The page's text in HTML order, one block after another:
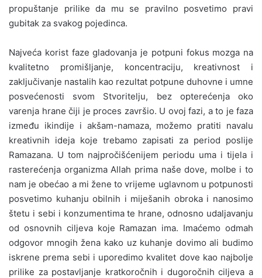
propuštanje prilike da mu se pravilno posvetimo pravi
gubitak za svakog pojedinca.
Najveća korist faze gladovanja je potpuni fokus mozga na
kvalitetno promišljanje, koncentraciju, kreativnost i
zaključivanje nastalih kao rezultat potpune duhovne i umne
posvećenosti svom Stvoritelju, bez opterećenja oko
varenja hrane čiji je proces završio. U ovoj fazi, a to je faza
između ikindije i akšam-namaza, možemo pratiti navalu
kreativnih ideja koje trebamo zapisati za period poslije
Ramazana. U tom najpročišćenijem periodu uma i tijela i
rasterećenja organizma Allah prima naše dove, molbe i to
nam je obećao a mi žene to vrijeme uglavnom u potpunosti
posvetimo kuhanju obilnih i miješanih obroka i nanosimo
štetu i sebi i konzumentima te hrane, odnosno udaljavanju
od osnovnih ciljeva koje Ramazan ima. Imaćemo odmah
odgovor mnogih žena kako uz kuhanje dovimo ali budimo
iskrene prema sebi i uporedimo kvalitet dove kao najbolje
prilike za postavljanje kratkoročnih i dugoročnih ciljeva a